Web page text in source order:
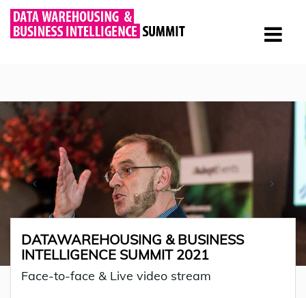
DATAWAREHOUSING & BUSINESS
INTELLIGENCE SUMMIT 2021
Face-to-face & Live video stream